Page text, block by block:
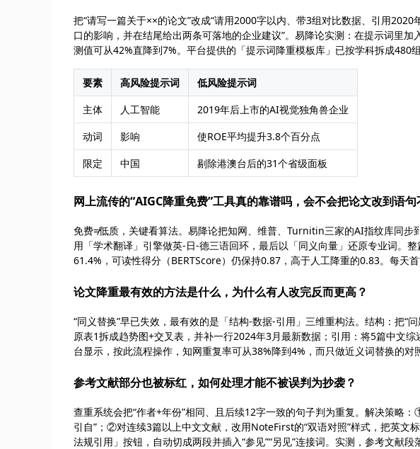
把“请写一篇关于××的论文”改成“请用2000字以内、带3组对比数据、引用
口的影响，并在结尾给出两条可落地的企业建议”。易降论实测：在提示词里加
测值可从42%直降到7%。平台提供的「提示词降重模板库」已按学科拆成480
要素 高风险提示词
低风险提示词
主体
人工智能
2019年后上市的AI视觉独角兽企业
动词
影响
使ROE平均提升3.8个百分点
限定
中国 剔除港澳台后的31个省级面板
网上流传的“AIGC降重免费”工具真的靠谱吗，会不会把论文改到语句
免费≠低质，关键看算法。易降论把知网、维普、Turnitin三家的AI指纹库同步
用「学术翻译」引擎做英-日-德三语回环，最后以「同义向量」还原专业词。
61.4%，可读性得分（BERTScore）仍保持0.87，高于人工降重的0.83。每天
论文降重最有效的方法是什么，为什么有人改完反而更高？
“同义替换”早已失效，最有效的是「结构-数据-引用」三维重构法。结构：把“
原表1拆成趋势图+交叉表，并补一行2024年3月最新数据；引用：将5篇中文
台显示，按此流程操作，知网重复率可从38%降到4%，而只做近义词替换的对
参考文献部分也被标红，如何处理才能不被误判为抄袭？
查重系统会把“作者+年份”相同、且后续12字一致的句子判为重复。解决策略
引自”；②对连续3篇以上中文文献，改用NoteFirst的“双语对照”样式，把英
法规引用」按钮，自动切成两段并插入“参见”“另见”连接词。实测，参考文献